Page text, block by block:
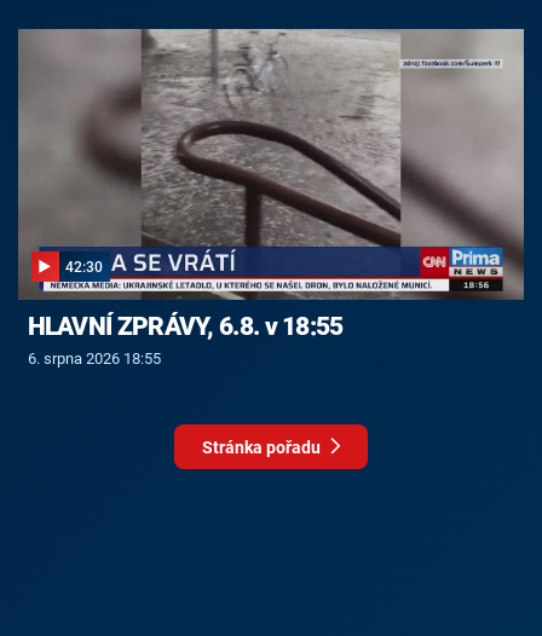
42:30
HLAVNÍ ZPRÁVY, 6.8. v 18:55
6. srpna 2026 18:55
Stránka pořadu